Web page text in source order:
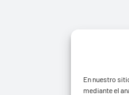
En nuestro
mediante el